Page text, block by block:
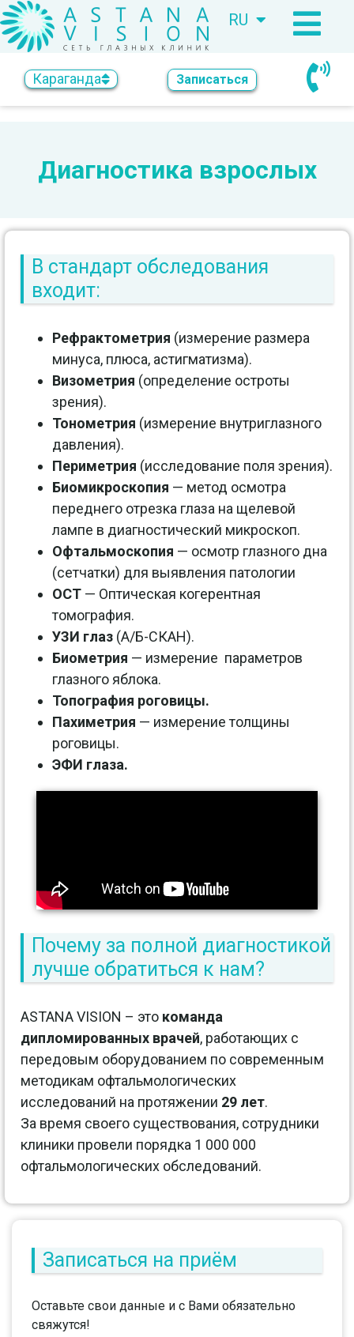
RU
KZ
Караганда Записаться
Диагностика взрослых
В стандарт обследования
входит:
Рефрактометрия (измерение размера
минуса, плюса, астигматизма).
Визометрия (определение остроты
зрения).
Тонометрия (измерение внутриглазного
давления).
Периметрия (исследование поля зрения).
Биомикроскопия — метод осмотра
переднего отрезка глаза на щелевой
лампе в диагностический микроскоп.
Офтальмоскопия — осмотр глазного дна
(сетчатки) для выявления патологии
OCT — Оптическая когерентная
томография.
УЗИ глаз (А/Б-СКАН).
Биометрия — измерение параметров
глазного яблока.
Топография роговицы.
Пахиметрия — измерение толщины
роговицы.
ЭФИ глаза.
Почему за полной диагностикой
лучше обратиться к нам?
ASTANA VISION – это команда
дипломированных врачей, работающих с
передовым оборудованием по современным
методикам офтальмологических
исследований на протяжении 29 лет.
За время своего существования, сотрудники
клиники провели порядка 1 000 000
офтальмологических обследований.
Записаться на приём
Оставьте свои данные и с Вами обязательно
свяжутся!